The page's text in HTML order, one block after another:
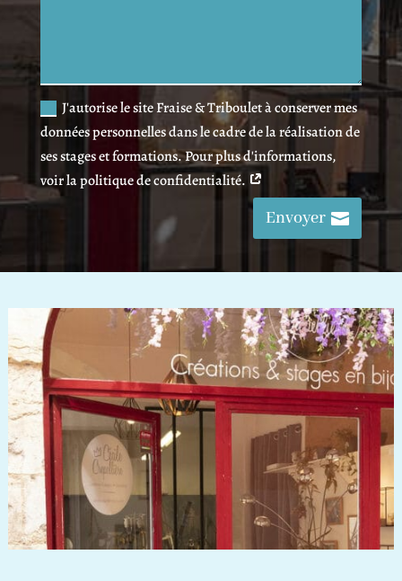
J'autorise le site Fraise & Triboulet à conserver mes
données personnelles dans le cadre de la réalisation de
ses stages et formations. Pour plus d'informations,
voir la politique de confidentialité.
Envoyer